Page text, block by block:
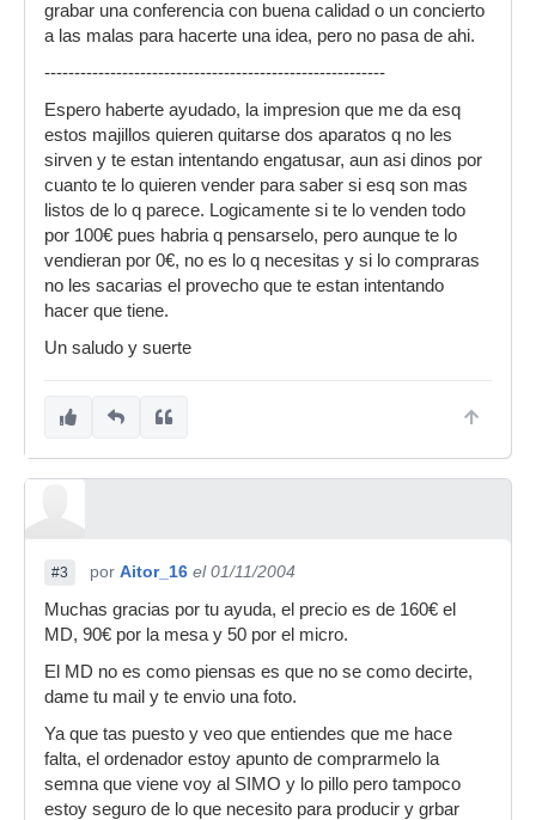
grabar una conferencia con buena calidad o un concierto
a las malas para hacerte una idea, pero no pasa de ahi.
---------------------------------------------------------
Espero haberte ayudado, la impresion que me da esq
estos majillos quieren quitarse dos aparatos q no les
sirven y te estan intentando engatusar, aun asi dinos por
cuanto te lo quieren vender para saber si esq son mas
listos de lo q parece. Logicamente si te lo venden todo
por 100€ pues habria q pensarselo, pero aunque te lo
vendieran por 0€, no es lo q necesitas y si lo compraras
no les sacarias el provecho que te estan intentando
hacer que tiene.
Un saludo y suerte
#3 por Aitor_16 el 01/11/2004
Muchas gracias por tu ayuda, el precio es de 160€ el
MD, 90€ por la mesa y 50 por el micro.
El MD no es como piensas es que no se como decirte,
dame tu mail y te envio una foto.
Ya que tas puesto y veo que entiendes que me hace
falta, el ordenador estoy apunto de comprarmelo la
semna que viene voy al SIMO y lo pillo pero tampoco
estoy seguro de lo que necesito para producir y grbar